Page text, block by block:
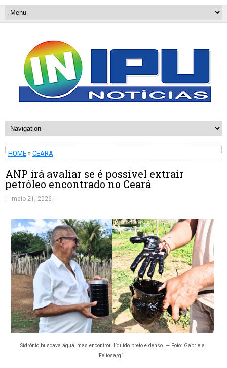
HOME » CEARA
ANP irá avaliar se é possível extrair
petróleo encontrado no Ceará
maio 21, 2026
Sidrônio buscava água, mas encontrou líquido preto e denso. — Foto: Gabriela
Feitosa/g1